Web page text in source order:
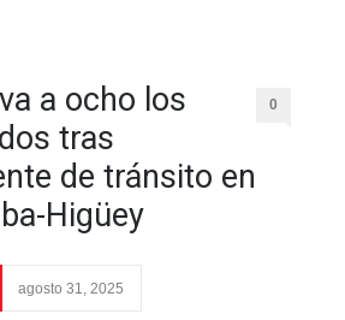
a ocho los
tras
de tránsito en
Higüey
0
agosto 31, 2025